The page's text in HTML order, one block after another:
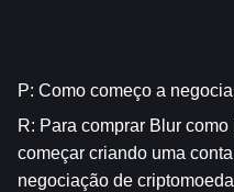
P: Como começo a
R: Para comprar Blur
começar criando uma
negociação de